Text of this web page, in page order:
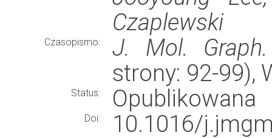
Czaplewski
Czasopismo:
J. Mol.
strony: 92-99),
Status: Opublikowana
Doi:
10.1016/